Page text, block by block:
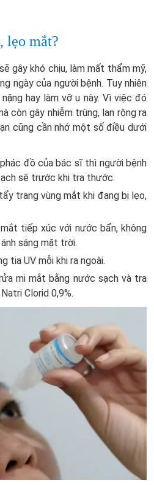
lẹo mắt?
gây khó chịu, làm mất thẩm mỹ,
ngày của người bệnh. Tuy nhiên
hay làm vỡ u này. Vì việc đó
còn gây nhiễm trùng, lan rộng ra
cũng cần nhớ một số điều dưới
đồ của bác sĩ thì người bệnh
sẽ trước khi tra thước.
trang vùng mắt khi đang bị lẹo,
tiếp xúc với nước bẩn, không
sáng mặt trời.
tia UV mỗi khi ra ngoài.
mi mắt bằng nước sạch và tra
Clorid 0,9%.